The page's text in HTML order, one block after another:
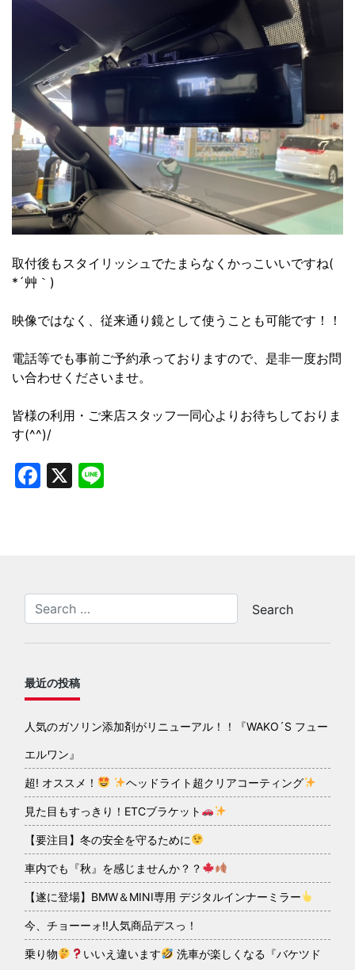
取付後もスタイリッシュでたまらなくかっこいいですね(
*´艸｀)
映像ではなく、従来通り鏡として使うことも可能です！！
電話等でも事前ご予約承っておりますので、是非一度お問
い合わせくださいませ。
皆様の利用・ご来店スタッフ一同心よりお待ちしておりま
す(^^)/
Facebook
X
最近の投稿
人気のガソリン添加剤がリニューアル！！『WAKO´S フュー
エルワン』
超! オススメ！ ヘッドライト超クリアコーティング
見た目もすっきり！ETCブラケット
【要注目】冬の安全を守るために
車内でも『秋』を感じませんか？？
【遂に登場】BMW＆MINI専用 デジタルインナーミラー
今、チョーーォ!!人気商品デスっ！
乗り物 いいえ違います 洗車が楽しくなる『バケツド